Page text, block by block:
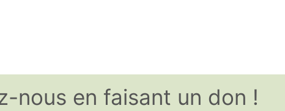
nous en faisant un don !